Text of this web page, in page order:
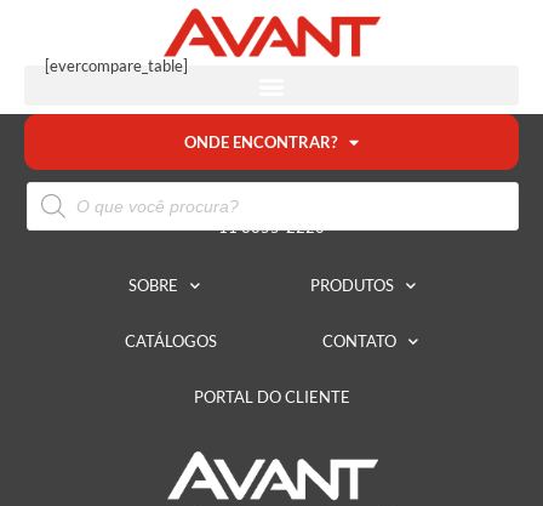
ONDE ENCONTRAR?
[evercompare_table]
FALE CONOSCO
11 3355-2220
SOBRE PRODUTOS
CATÁLOGOS CONTATO
PORTAL DO CLIENTE